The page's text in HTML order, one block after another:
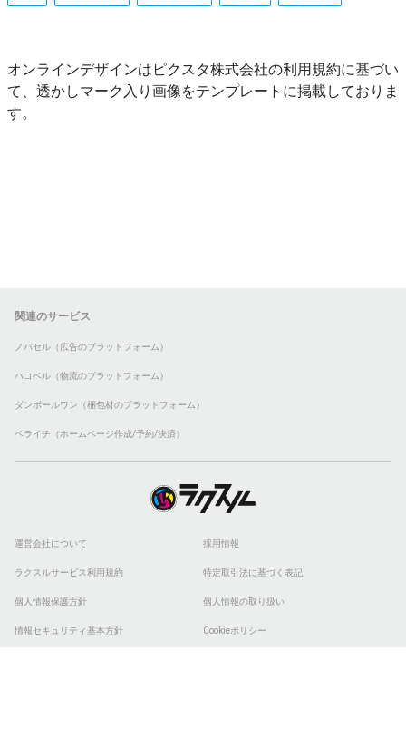
オンラインデザインはピクスタ株式会社の利用規約に基づい
て、透かしマーク入り画像をテンプレートに掲載しておりま
す。
関連のサービス
ノバセル（広告のプラットフォーム）
ハコベル（物流のプラットフォーム）
ダンボールワン（梱包材のプラットフォーム）
ペライチ（ホームページ作成/予約/決済）
運営会社について 採用情報
ラクスルサービス利用規約 特定取引法に基づく表記
個人情報保護方針 個人情報の取り扱い
情報セキュリティ基本方針 Cookieポリシー